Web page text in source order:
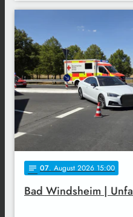
notes 07. August 2026 15:00
Bad Windsheim |